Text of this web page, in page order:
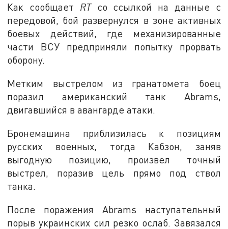
Как сообщает RTсо ссылкой на данные с
передовой, бой развернулся в зоне активных
боевых действий, где механизированные
части ВСУ предприняли попытку прорвать
оборону.
Метким выстрелом из гранатомета боец
поразил американский танк Abrams,
двигавшийся в авангарде атаки.
Бронемашина приблизилась к позициям
русских военных, тогда Кабзон, заняв
выгодную позицию, произвел точный
выстрел, поразив цель прямо под ствол
танка.
После поражения Abrams наступательный
порыв украинских сил резко ослаб. Завязался